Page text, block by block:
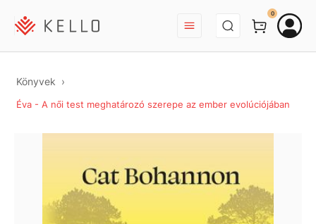
BEJELENTKEZÉS
0
Könyvek
Éva - A női test meghatározó szerepe az ember evolúciójában